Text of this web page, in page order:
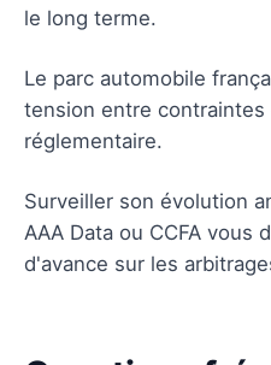
le long terme.
Le parc automobile
tension entre
réglementaire.
Surveiller son évolution
AAA Data ou CCFA vous
d'avance sur les